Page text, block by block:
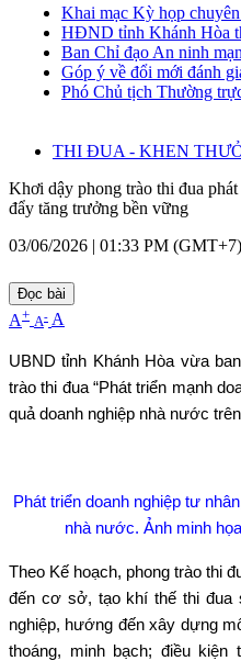
Khai mạc Kỳ họp
HĐND tỉnh Khánh Hòa
Ban Chỉ đạo An ninh
Góp ý về đổi mới đánh
Phó Chủ tịch Thường
THI ĐUA - KHEN
Khơi dậy phong trào thi đua
đẩy tăng trưởng bền vững
03/06/2026 | 01:33 PM
Đọc bài
A+ A- A
UBND tỉnh Khánh Hòa vừa
trào thi đua “Phát triển mạnh
quả doanh nghiệp nhà nước
Phát triển doanh nghiệp tư
nhà nước. Ảnh minh
Theo Kế hoạch, phong trào thi
đến cơ sở, tạo khí thế thi đua
nghiệp, hướng đến xây dựng
thoáng, minh bạch; điều kiện